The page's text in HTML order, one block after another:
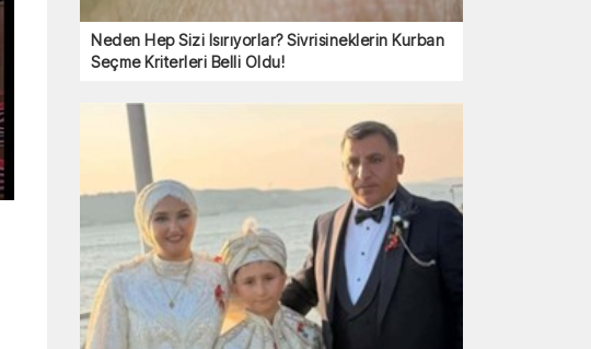
Neden Hep Sizi Isırıyorlar? Sivrisineklerin Kurban
Seçme Kriterleri Belli Oldu!